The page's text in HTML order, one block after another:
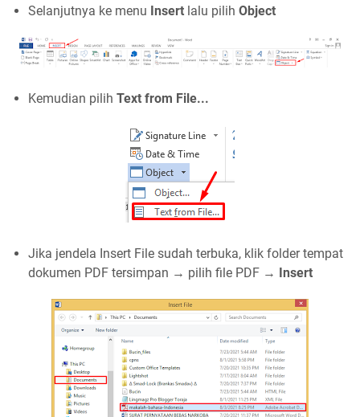
Selanjutnya ke menu Insert lalu pilih Object
Kemudian pilih Text from File...
Jika jendela Insert File sudah terbuka, klik folder tempat
dokumen PDF tersimpan → pilih file PDF → Insert